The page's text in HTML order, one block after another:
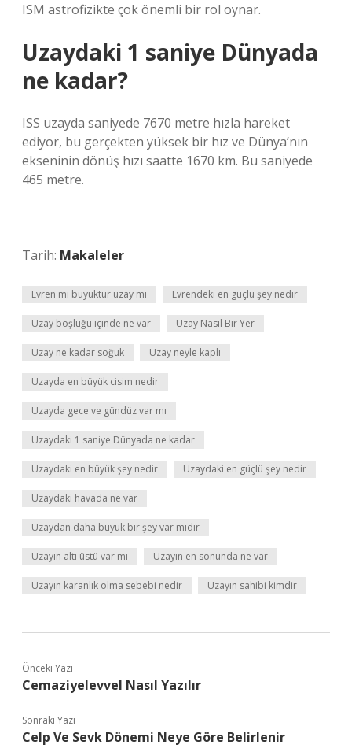
ISM astrofizikte çok önemli bir rol oynar.
Uzaydaki 1 saniye Dünyada
ne kadar?
ISS uzayda saniyede 7670 metre hızla hareket
ediyor, bu gerçekten yüksek bir hız ve Dünya’nın
ekseninin dönüş hızı saatte 1670 km. Bu saniyede
465 metre.
Tarih: Makaleler
Evren mi büyüktür uzay mı Evrendeki en güçlü şey nedir
Uzay boşluğu içinde ne var Uzay Nasıl Bir Yer
Uzay ne kadar soğuk Uzay neyle kaplı
Uzayda en büyük cisim nedir
Uzayda gece ve gündüz var mı
Uzaydaki 1 saniye Dünyada ne kadar
Uzaydaki en büyük şey nedir Uzaydaki en güçlü şey nedir
Uzaydaki havada ne var
Uzaydan daha büyük bir şey var mıdır
Uzayın altı üstü var mı Uzayın en sonunda ne var
Uzayın karanlık olma sebebi nedir Uzayın sahibi kimdir
Önceki Yazı
Cemaziyelevvel Nasıl Yazılır
Sonraki Yazı
Celp Ve Sevk Dönemi Neye Göre Belirlenir